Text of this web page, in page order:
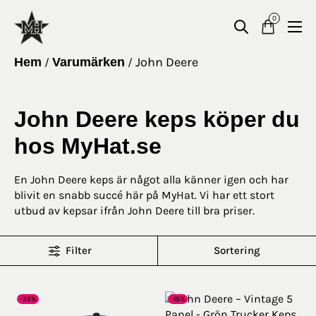
0
Hem / Varumärken / John Deere
John Deere keps köper du
hos MyHat.se
En John Deere keps är något alla känner igen och har
blivit en snabb succé här på MyHat. Vi har ett stort
utbud av kepsar ifrån John Deere till bra priser.
John Deere kepsmodeller
traktorer men har även blivit ett ikoniskt varumärken
Sortering
Filter
-35% -15%